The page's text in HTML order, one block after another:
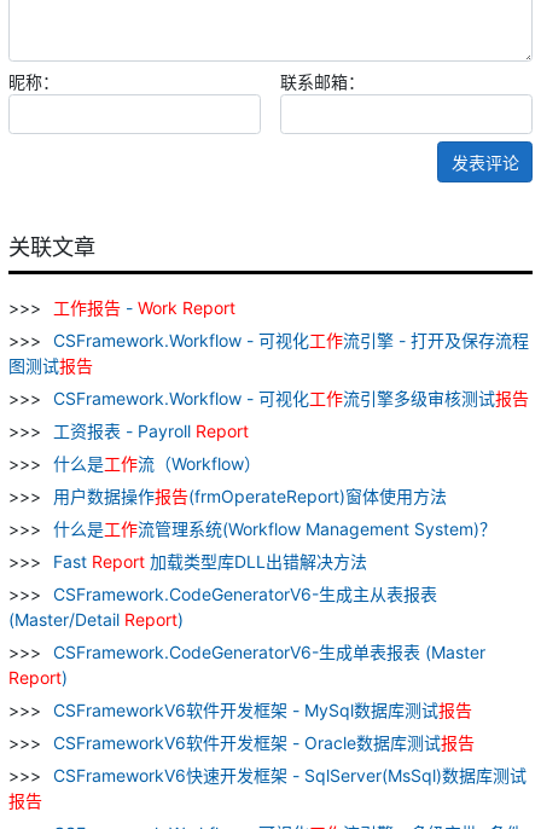
昵称： 联系邮箱：
发表评论
关联文章
工作报告 - Work Report
CSFramework.Workflow - 可视化工作流引擎 - 打开及保存流程
图测试报告
CSFramework.Workflow - 可视化工作流引擎多级审核测试报告
工资报表 - Payroll Report
什么是工作流（Workflow）
用户数据操作报告(frmOperateReport)窗体使用方法
什么是工作流管理系统(Workflow Management System)？
Fast Report 加载类型库DLL出错解决方法
CSFramework.CodeGeneratorV6-生成主从表报表
(Master/Detail Report)
CSFramework.CodeGeneratorV6-生成单表报表 (Master
Report)
CSFrameworkV6软件开发框架 - MySql数据库测试报告
CSFrameworkV6软件开发框架 - Oracle数据库测试报告
CSFrameworkV6快速开发框架 - SqlServer(MsSql)数据库测试
报告